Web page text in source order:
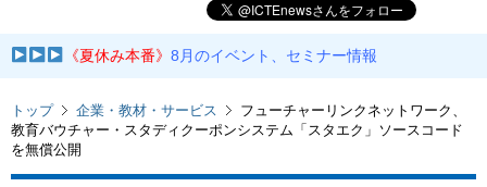
《夏休み本番》8月のイベント、セミナー情報
トップ 企業・教材・サービス
フューチャーリンクネットワーク、
教育バウチャー・スタディクーポンシステム「スタエク」ソースコード
を無償公開